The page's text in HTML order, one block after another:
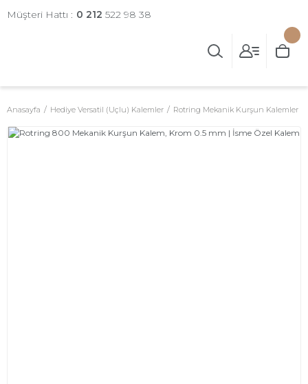
Müşteri Hattı : 0 212 522 98 38
Anasayfa Hediye Versatil (Uçlu) Kalemler Rotring Mekanik Kurşun Kalemler